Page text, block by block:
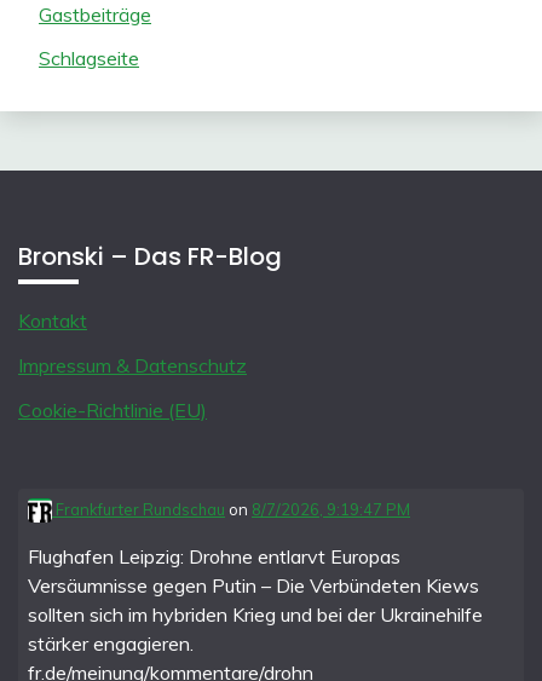
Gastbeiträge
Schlagseite
Bronski – Das FR-Blog
Kontakt
Impressum & Datenschutz
Cookie-Richtlinie (EU)
Frankfurter Rundschau on 8/7/2026, 9:19:47 PM
Flughafen Leipzig: Drohne entlarvt Europas
Versäumnisse gegen Putin – Die Verbündeten Kiews
sollten sich im hybriden Krieg und bei der Ukrainehilfe
stärker engagieren.
fr.de/meinung/kommentare/drohn